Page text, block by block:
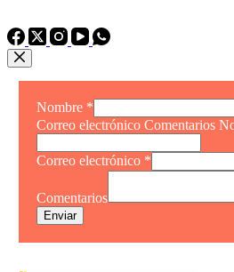
Nombre *
Correo electrónico Comentarios
Correo electrónico *
Comentarios
Enviar